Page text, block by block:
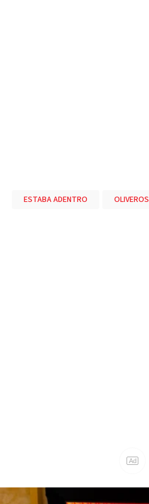
ESTABA ADENTRO OLIVEROS